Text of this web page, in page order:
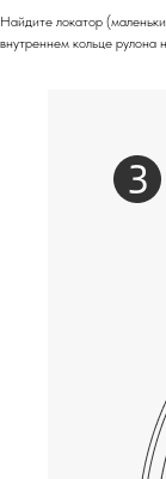
Найдите локатор
внутреннем кольце рулона